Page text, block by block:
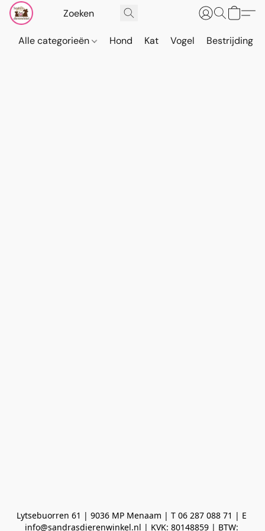
Alle categorieën Hond Kat Vogel Bestrijding
Lytsebuorren 61 | 9036 MP Menaam | T 06 287 088 71 | E
info@sandrasdierenwinkel.nl | KVK: 80148859 | BTW: